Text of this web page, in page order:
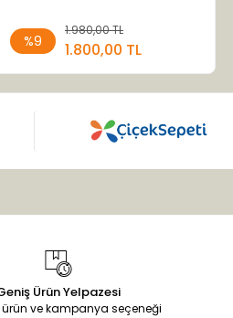
%9
1.980,00 TL
1.800,00 TL
Sepete Ekle
Ürün Yelpazesi
ürün ve kampanya seçeneği